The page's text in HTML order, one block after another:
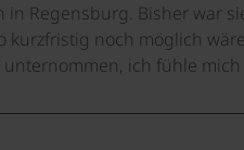
Regensburg. Bisher war
kurzfristig noch möglich wäre
ich fühle